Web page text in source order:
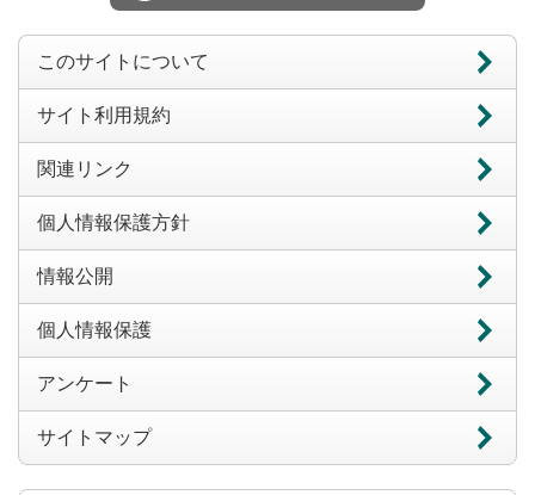
このサイトについて
サイト利用規約
関連リンク
個人情報保護方針
情報公開
個人情報保護
アンケート
サイトマップ